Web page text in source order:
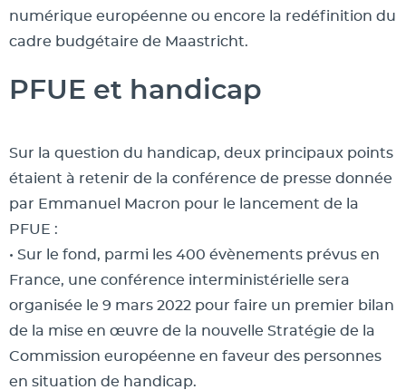
numérique européenne ou encore la redéfinition du
cadre budgétaire de Maastricht.
PFUE et handicap
Sur la question du handicap, deux principaux points
étaient à retenir de la conférence de presse donnée
par Emmanuel Macron pour le lancement de la
PFUE :
• Sur le fond, parmi les 400 évènements prévus en
France, une conférence interministérielle sera
organisée le 9 mars 2022 pour faire un premier bilan
de la mise en œuvre de la nouvelle Stratégie de la
Commission européenne en faveur des personnes
en situation de handicap.